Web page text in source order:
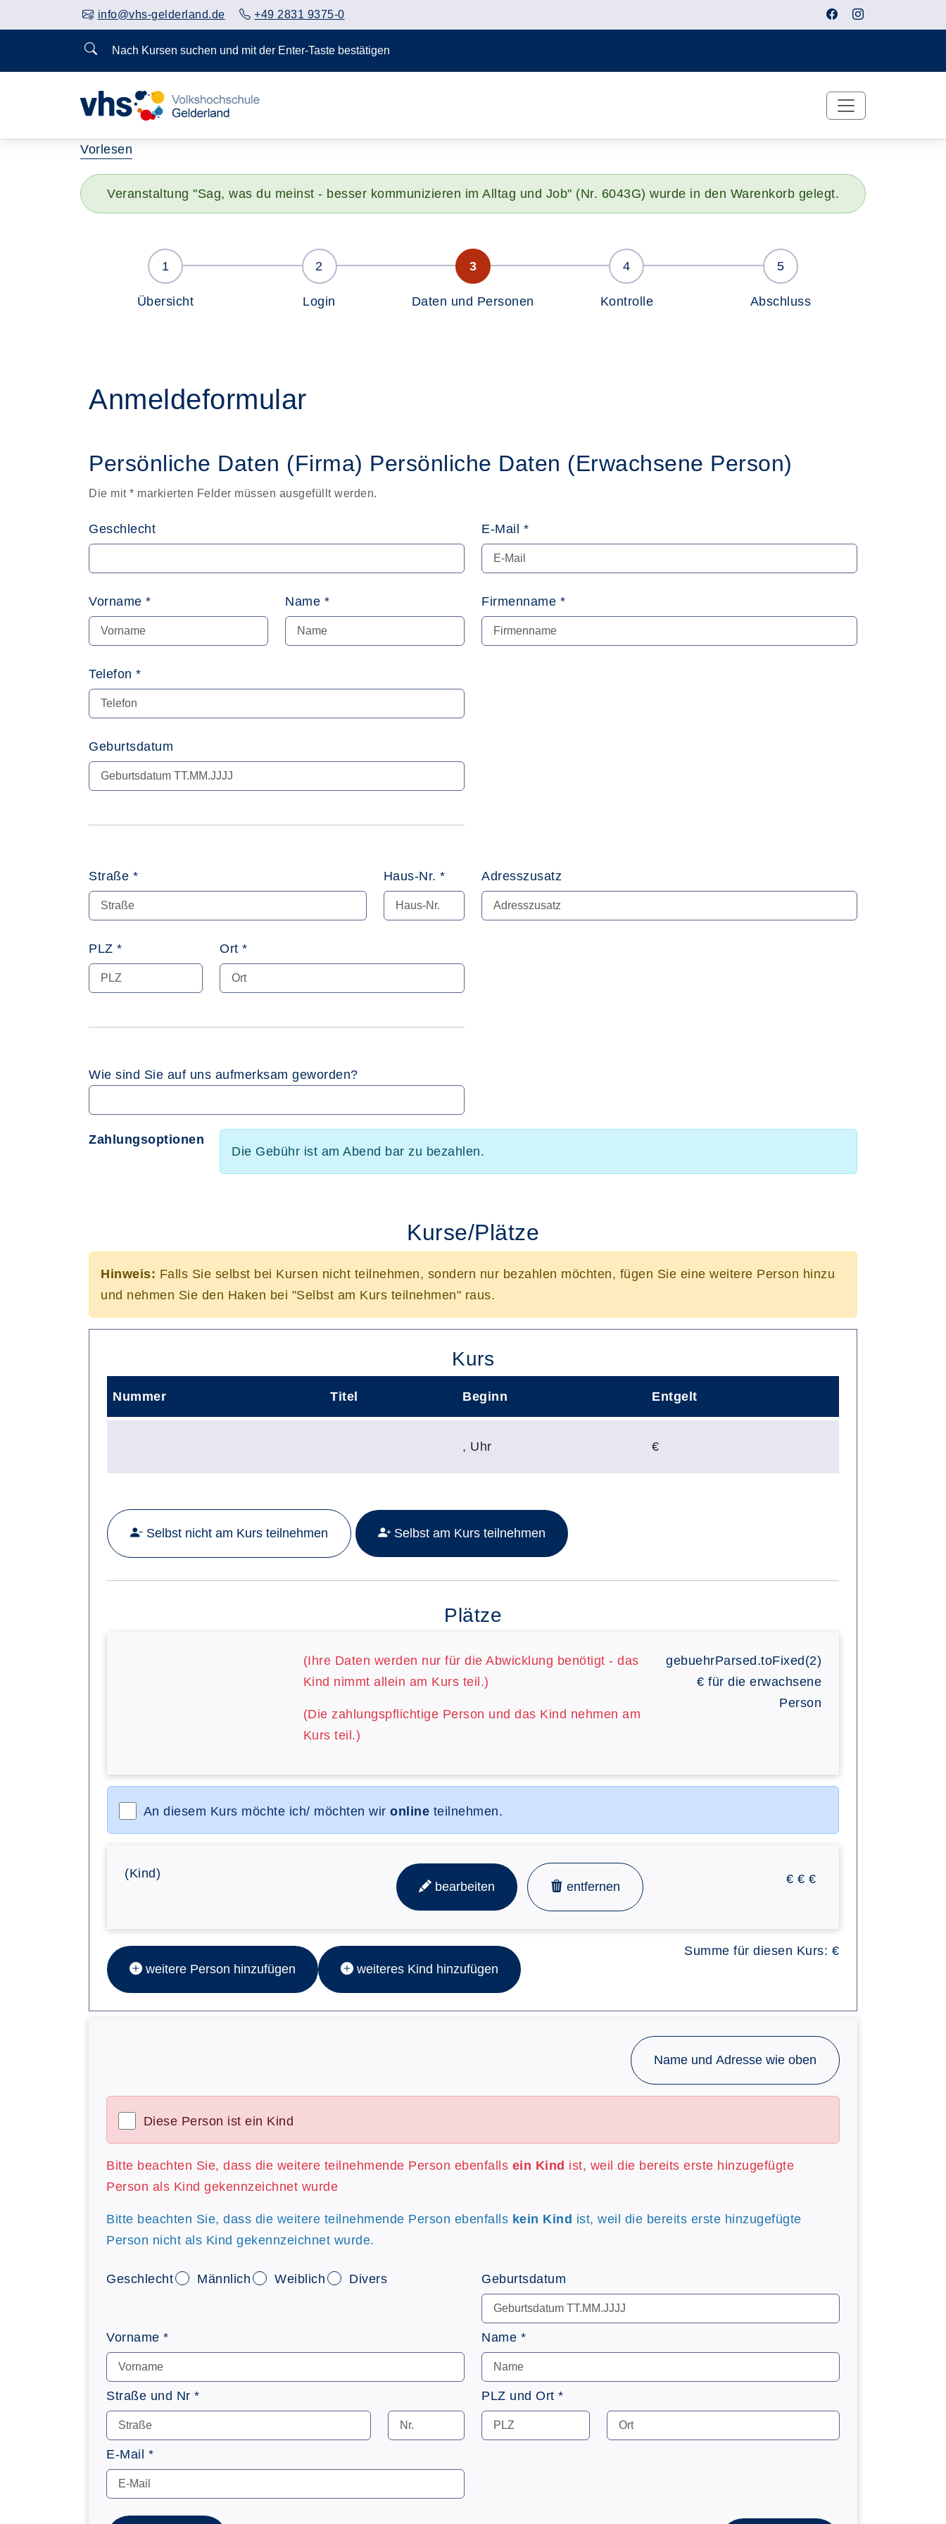
info@vhs-gelderland.de +49 2831 9375-0
Nach Kursen suchen und mit der Enter-Taste bestätigen
Vorlesen
Veranstaltung "Sag, was du meinst - besser kommunizieren im Alltag und Job" (Nr. 6043G) wurde in den Warenkorb gelegt.
Übersicht Login Daten und Personen Kontrolle Abschluss
Anmeldeformular
Persönliche Daten (Firma) Persönliche Daten (Erwachsene Person)
Die mit * markierten Felder müssen ausgefüllt werden.
Geschlecht E-Mail *
Vorname * Name * Firmenname *
Telefon *
Geburtsdatum
Straße * Haus-Nr. * Adresszusatz
PLZ * Ort *
Wie sind Sie auf uns aufmerksam geworden?
Zahlungsoptionen
Die Gebühr ist am Abend bar zu bezahlen.
Kurse/Plätze
Hinweis: Falls Sie selbst bei Kursen nicht teilnehmen, sondern nur bezahlen möchten, fügen Sie eine weitere Person hinzu
und nehmen Sie den Haken bei "Selbst am Kurs teilnehmen" raus.
Kurs
Nummer Titel Beginn Entgelt
Mehr Details zu folgendem Kurs aufrufen:
, Uhr €
Selbst nicht am Kurs teilnehmen Selbst am Kurs teilnehmen
Plätze
(Ihre Daten werden nur für die Abwicklung benötigt - das
Kind nimmt allein am Kurs teil.)
(Die zahlungspflichtige Person und das Kind nehmen am
Kurs teil.)
gebuehrParsed.toFixed(2)
€ für die erwachsene
Person
An diesem Kurs möchte ich/ möchten wir online teilnehmen.
(Kind)
bearbeiten
entfernen
€ € €
Summe für diesen Kurs: €
weitere Person hinzufügen
weiteres Kind hinzufügen
Name und Adresse wie oben
Diese Person ist ein Kind
Bitte beachten Sie, dass die weitere teilnehmende Person ebenfalls ein Kind ist, weil die bereits erste hinzugefügte
Person als Kind gekennzeichnet wurde
Bitte beachten Sie, dass die weitere teilnehmende Person ebenfalls kein Kind ist, weil die bereits erste hinzugefügte
Person nicht als Kind gekennzeichnet wurde.
Geschlecht Männlich Weiblich Divers Geburtsdatum
Vorname * Name *
Straße und Nr * PLZ und Ort *
E-Mail *